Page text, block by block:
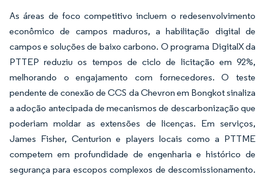
As áreas de foco competitivo incluem o redesenvolvimento
econômico de campos maduros, a habilitação digital de
campos e soluções de baixo carbono. O programa DigitalX da
PTTEP reduziu os tempos de ciclo de licitação em 92%,
melhorando o engajamento com fornecedores. O teste
pendente de conexão de CCS da Chevron em Bongkot sinaliza
a adoção antecipada de mecanismos de descarbonização que
poderiam moldar as extensões de licenças. Em serviços,
James Fisher, Centurion e players locais como a PTTME
competem em profundidade de engenharia e histórico de
segurança para escopos complexos de descomissionamento.